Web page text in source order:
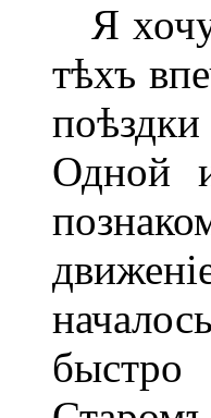
Я хочу
тѣхъ
Одной
быстро